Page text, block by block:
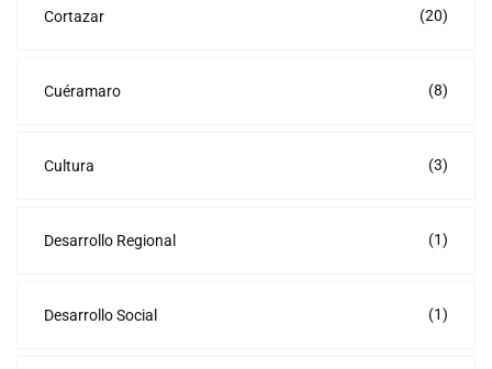
Cortazar (20)
Cuéramaro (8)
Cultura (3)
Desarrollo Regional (1)
Desarrollo Social (1)